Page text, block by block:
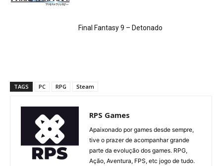
Final Fantasy 9 – Detonado
TAGS PC RPG Steam
RPS Games
Apaixonado por games desde sempre,
tive o prazer de acompanhar grande
parte da evolução dos games. RPG,
Ação, Aventura, FPS, etc jogo de tudo.